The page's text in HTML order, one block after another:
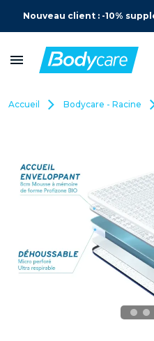
Nouveau client : -10%
menu
Accueil Bodycare - Racine